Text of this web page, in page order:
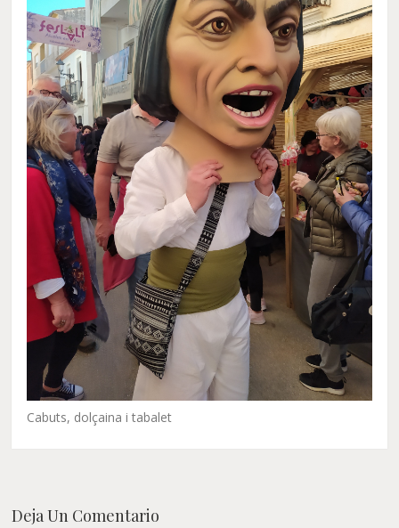
Cabuts, dolçaina i tabalet
Deja Un Comentario